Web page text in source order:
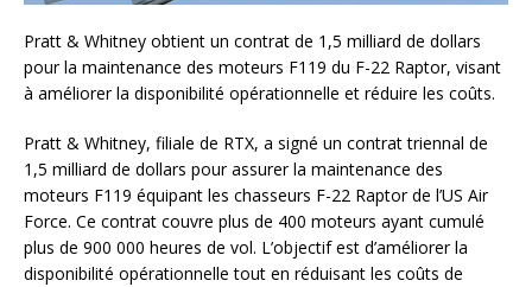
Pratt & Whitney obtient un contrat de 1,5 milliard de dollars
pour la maintenance des moteurs F119 du F-22 Raptor, visant
à améliorer la disponibilité opérationnelle et réduire les coûts.
Pratt & Whitney, filiale de RTX, a signé un contrat triennal de
1,5 milliard de dollars pour assurer la maintenance des
moteurs F119 équipant les chasseurs F-22 Raptor de l’US Air
Force. Ce contrat couvre plus de 400 moteurs ayant cumulé
plus de 900 000 heures de vol. L’objectif est d’améliorer la
disponibilité opérationnelle tout en réduisant les coûts de